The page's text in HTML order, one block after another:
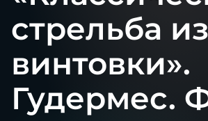
стрельба из
винтовки».
Гудермес.